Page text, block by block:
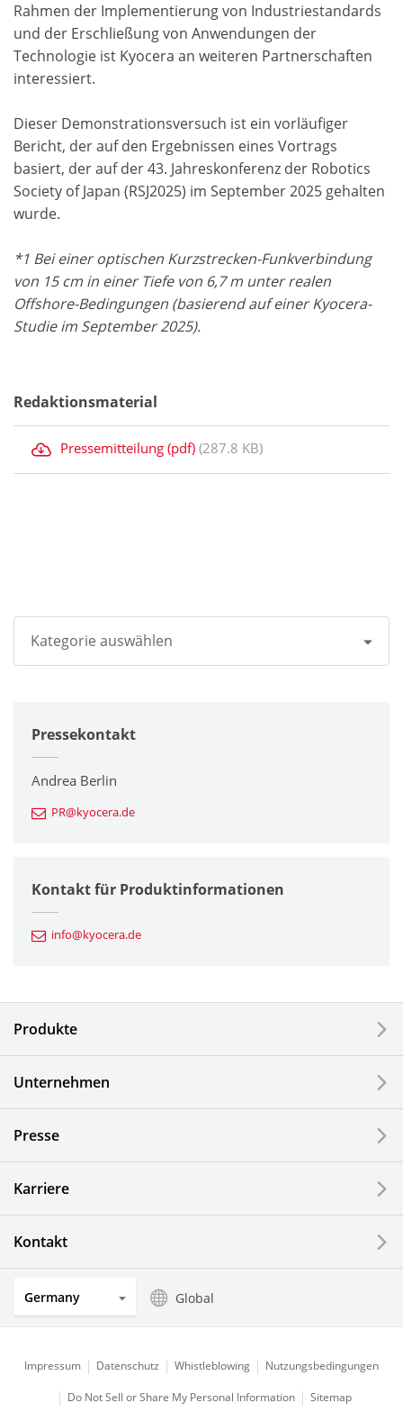
Rahmen der Implementierung von Industriestandards
und der Erschließung von Anwendungen der
Technologie ist Kyocera an weiteren Partnerschaften
interessiert.
Dieser Demonstrationsversuch ist ein vorläufiger
Bericht, der auf den Ergebnissen eines Vortrags
basiert, der auf der 43. Jahreskonferenz der Robotics
Society of Japan (RSJ2025) im September 2025 gehalten
wurde.
*1 Bei einer optischen Kurzstrecken-Funkverbindung
von 15 cm in einer Tiefe von 6,7 m unter realen
Offshore-Bedingungen (basierend auf einer Kyocera-
Studie im September 2025).
Redaktionsmaterial
Pressemitteilung (pdf) (287.8 KB)
Kategorie auswählen
Unternehmen
Drucker / Multifunktionsgeräte
Feinkeramik-Komponenten
Automotive Komponenten
Elektronische Komponenten & Geräte
Optische Komponenten
Photovoltaiksysteme
Küchenprodukte
Pressekontakt
Andrea Berlin
PR@kyocera.de
Kontakt für Produktinformationen
info@kyocera.de
Produkte
Unternehmen
Presse
Karriere
Kontakt
Germany Global
Impressum Datenschutz Whistleblowing Nutzungsbedingungen
Do Not Sell or Share My Personal Information Sitemap